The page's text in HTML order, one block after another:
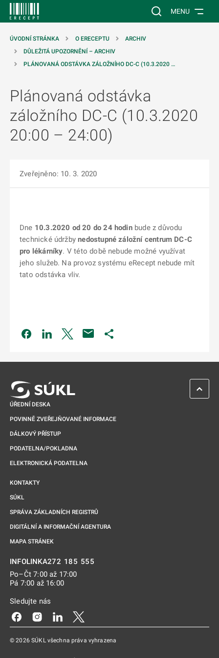
Vyhledávání na
MENU
ÚVODNÍ STRÁNKA O ERECEPTU
ARCHIV
DŮLEŽITÁ UPOZORNĚNÍ – ARCHIV
PLÁNOVANÁ ODSTÁVKA ZÁLOŽNÍHO DC-C (10.3.2020 …
Plánovaná odstávka
záložního DC-C (10.3.2020
20:00 – 24:00)
Zveřejněno: 10. 3. 2020
Dne 10.3.2020 od 20 do 24 hodinbude z důvodu
technické údržbynedostupné záložní centrum DC-C
pro lékárníky. V této době nebude možné využívat
jeho služeb. Na provoz systému eRecept nebude mít
tato odstávka vliv.
Odkaz se otevře na nové kartě
Odkaz se otevře na nové kartě
Odkaz se otevře na nové kartě
ÚŘEDNÍ DESKA
POVINNĚ ZVEŘEJŇOVANÉ INFORMACE
DÁLKOVÝ PŘÍSTUP
PODATELNA/POKLADNA
ELEKTRONICKÁ PODATELNA
KONTAKTY
SÚKL
SPRÁVA ZÁKLADNÍCH REGISTRŮ
DIGITÁLNÍ A INFORMAČNÍ AGENTURA
MAPA STRÁNEK
INFOLINKA272 185 555
Po–Čt 7:00 až 17:00
Pá 7:00 až 16:00
Sledujte nás
Odkaz se otevře na nové kartě
Odkaz se otevře na nové kartě
Odkaz se otevře na nové kartě
© 2026 SÚKL všechna práva vyhrazena
ZPĚT